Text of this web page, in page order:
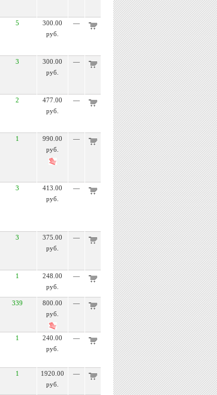
5
300.00
руб.
—
3
300.00
руб.
—
2
477.00
руб.
—
1
990.00
руб.
—
3
413.00
руб.
—
3
375.00
руб.
—
1
248.00
руб.
—
339
800.00
руб.
—
1
240.00
руб.
—
1
1920.00
руб.
—